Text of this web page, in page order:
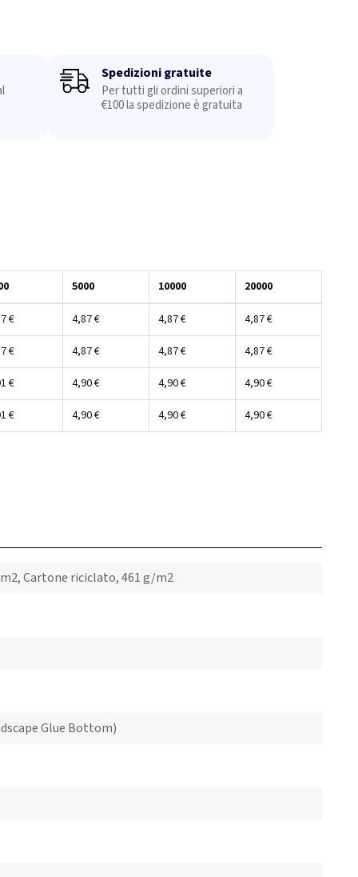
Spedizioni gratuite
Per tutti gli ordini superiori a
€100 la spedizione è gratuita
5000 10000 20000
€ 4,87 € 4,87 €
4,87 €
€
4,87 € 4,87 €
4,87 €
€
4,90 € 4,90 €
4,90 €
€
4,90 € 4,90 € 4,90 €
Cartone riciclato, 461 g/m2
Glue Bottom)